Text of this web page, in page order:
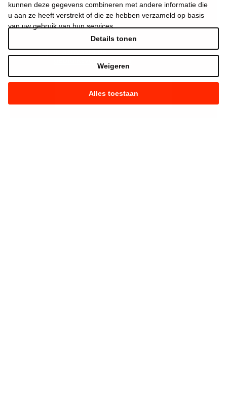
kunnen deze gegevens combineren met andere informatie die
u aan ze heeft verstrekt of die ze hebben verzameld op basis
van uw gebruik van hun services.
Alles toestaan
Weigeren
Details tonen
Ik aanvaard de